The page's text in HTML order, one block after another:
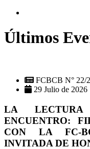
Últimos
FCBCB N° 22/
29 Julio de 2026
LA
ENCUENTRO:
CON LA FC-
INVITADA DE